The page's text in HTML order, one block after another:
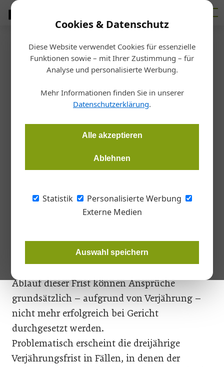
Cookies & Datenschutz
Diese Website verwendet Cookies für essenzielle
Funktionen sowie – mit Ihrer Zustimmung – für
Analyse und personalisierte Werbung.
Mehr Informationen finden Sie in unserer
Datenschutzerklärung.
Alle akzeptieren
Ablehnen
Statistik
Personalisierte Werbung
Externe Medien
Auswahl speichern
Startseite/ Betrieb
Regressanspruch gegen
Lieferanten – schon verjährt?
Gegen einen Lieferanten beginnt die Frist zur
Geltendmachung etwaiger Regressansprüche nicht immer
Grundsätzlich beginnt die Frist zur
Schadenersatzansprüchen mit Kenntnis von
Schaden und Schädiger (§ 1489 ABGB). Die
Ablauf dieser Frist können Ansprüche
grundsätzlich – aufgrund von Verjährung –
nicht mehr erfolgreich bei Gericht
durchgesetzt werden.
Problematisch erscheint die dreijährige
Verjährungsfrist in Fällen,­ in denen der